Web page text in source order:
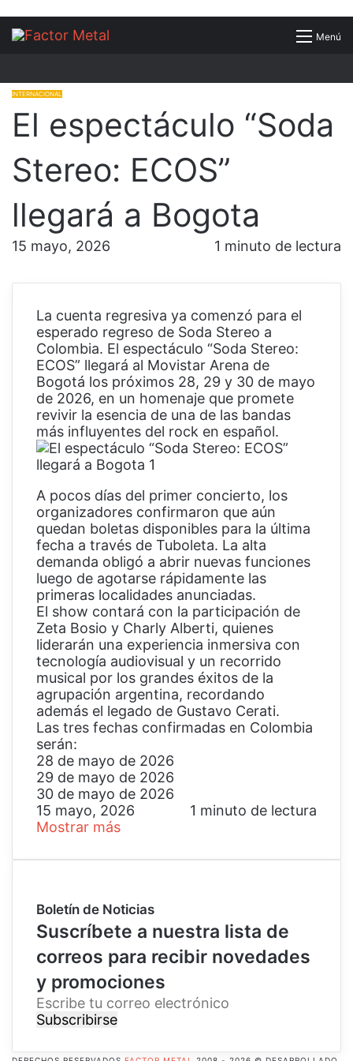
Menú
Buscar
INTERNACIONAL
El espectáculo “Soda
Stereo: ECOS”
llegará a Bogota
15 mayo, 2026 1 minuto de lectura
La cuenta regresiva ya comenzó para el
esperado regreso de Soda Stereo a
Colombia. El espectáculo “Soda Stereo:
ECOS” llegará al Movistar Arena de
Bogotá los próximos 28, 29 y 30 de mayo
de 2026, en un homenaje que promete
revivir la esencia de una de las bandas
más influyentes del rock en español.
A pocos días del primer concierto, los
organizadores confirmaron que aún
quedan boletas disponibles para la última
fecha a través de Tuboleta. La alta
demanda obligó a abrir nuevas funciones
luego de agotarse rápidamente las
primeras localidades anunciadas.
El show contará con la participación de
Zeta Bosio y Charly Alberti, quienes
liderarán una experiencia inmersiva con
tecnología audiovisual y un recorrido
musical por los grandes éxitos de la
agrupación argentina, recordando
además el legado de Gustavo Cerati.
Las tres fechas confirmadas en Colombia
serán:
28 de mayo de 2026
29 de mayo de 2026
30 de mayo de 2026
15 mayo, 2026
1 minuto de lectura
Mostrar más
Boletín de Noticias
Suscríbete a nuestra lista de
correos para recibir novedades
y promociones
E
s
r